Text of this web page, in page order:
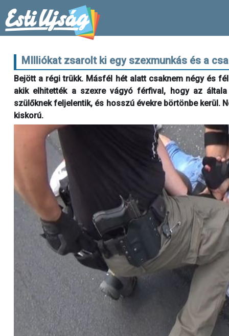
MIlliókat zsarolt ki egy szexmunkás és a
Bejött a régi trükk. Másfél hét alatt csaknem négy és
akik elhitették a szexre vágyó férfival, hogy az
szülőknek feljelentik, és hosszú évekre börtönbe kerül.
kiskorú.